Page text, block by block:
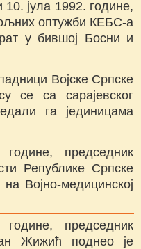
јула 1992. године,
оптужби КЕБС-а
у бившој Босни и
Војске Српске
се са сарајевског
га јединицама
председник
Републике Српске
Војно-медицинској
председник
Жижић поднео је